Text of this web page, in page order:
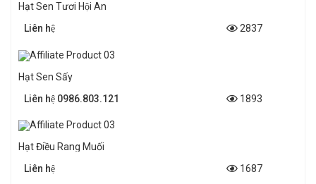
Hạt Sen Tươi Hội An
Liên hệ
2837
Hạt Sen Sấy
Liên hệ 0986.803.121
1893
Hạt Điều Rang Muối
Liên hệ
1687